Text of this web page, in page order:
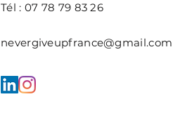
Tél : 07 78 79 83 26
nevergiveupfrance@gmail.com